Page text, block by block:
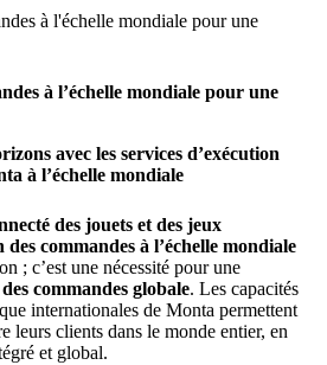
à l’échelle mondiale pour une
avec les services d’exécution
à l’échelle mondiale
des jouets et des jeux
des commandes à l’échelle mondiale
; c’est une nécessité pour une
commandes globale. Les capacités
internationales de Monta permettent
leurs clients dans le monde entier, en
et global.